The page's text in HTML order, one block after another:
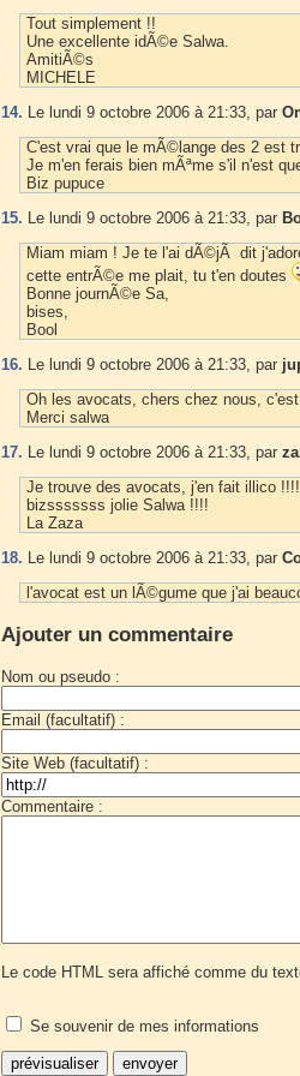
Tout simplement !!
Une excellente idÃ©e Salwa.
AmitiÃ©s
MICHELE
14. Le lundi 9 octobre 2006 à 21:33, par
C'est vrai que le mÃ©lange des 2 est
Je m'en ferais bien mÃªme s'il n'est
Biz pupuce
15. Le lundi 9 octobre 2006 à 21:33, par
Miam miam ! Je te l'ai dÃ©jÃ dit
cette entrÃ©e me plait, tu t'en doutes
Bonne journÃ©e Sa,
bises,
Bool
16. Le lundi 9 octobre 2006 à 21:33, par
Oh les avocats, chers chez nous,
Merci salwa
17. Le lundi 9 octobre 2006 à 21:33, par
Je trouve des avocats, j'en fait illico !!!!
bizsssssss jolie Salwa !!!!
La Zaza
18. Le lundi 9 octobre 2006 à 21:33, par
l'avocat est un lÃ©gume que j'ai
Ajouter un commentaire
Nom ou pseudo :
Email (facultatif) :
Site Web (facultatif) :
Commentaire :
Le code HTML sera affiché comme du
Se souvenir de mes informations